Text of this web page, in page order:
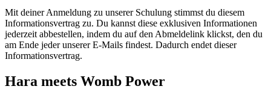
Mit deiner Anmeldung zu unserer Schulung stimmst du diesem
Informationsvertrag zu. Du kannst diese exklusiven Informationen
jederzeit abbestellen, indem du auf den Abmeldelink klickst, den du
am Ende jeder unserer E-Mails findest. Dadurch endet dieser
Informationsvertrag.
Hara meets Womb Power